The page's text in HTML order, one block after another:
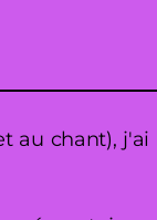
au chant),